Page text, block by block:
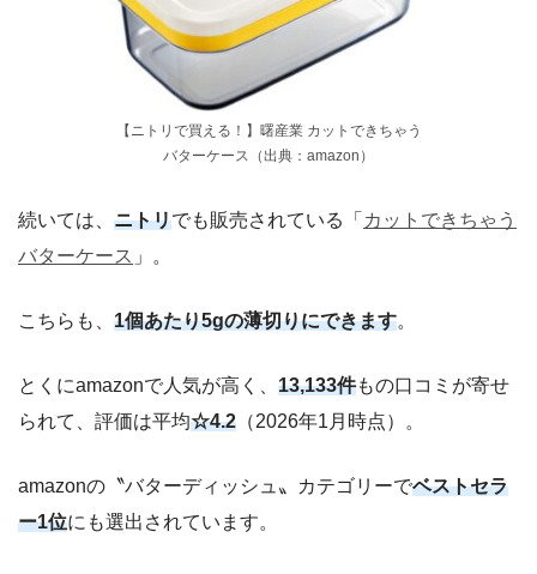
【ニトリで買える！】曙産業 カットできちゃう
バターケース（出典：amazon）
続いては、 ニトリでも販売されている「 カットできちゃう
バターケース 」。
こちらも、 1個あたり5gの薄切りにできます。
とくにamazonで人気が高く、 13,133件もの口コミが寄せ
られて、評価は平均☆4.2 （2026年1月時点）。
amazonの〝バターディッシュ〟カテゴリーでベストセラ
ー1位にも選出されています。